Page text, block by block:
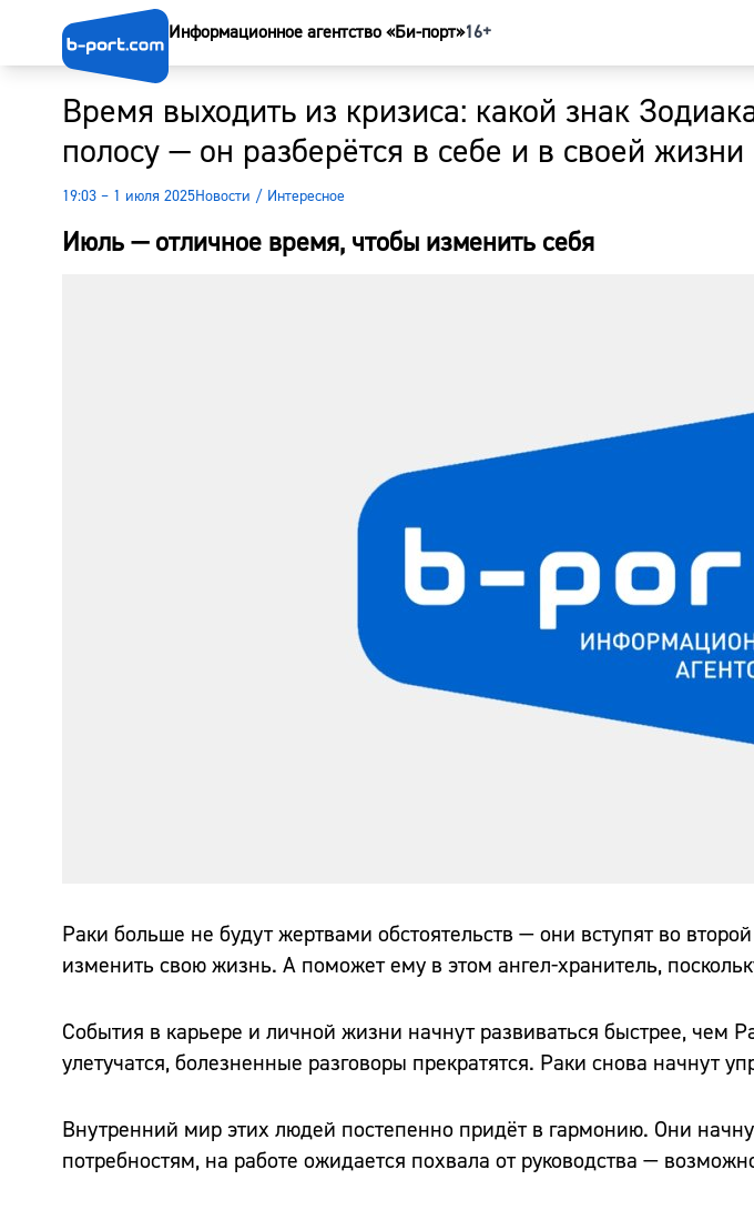
Информационное агентство «Би-порт»16+
Время выходить из кризиса: какой знак
полосу — он разберётся в себе и в своей жизни
19:03 – 1 июля 2025Новости / Интересное
Июль — отличное время, чтобы изменить себя
Раки больше не будут жертвами обстоятельств — они вступят во
изменить свою жизнь. А поможет ему в этом ангел-хранитель,
События в карьере и личной жизни начнут развиваться быстрее, чем
улетучатся, болезненные разговоры прекратятся. Раки снова начнут
Внутренний мир этих людей постепенно придёт в гармонию. Они
потребностям, на работе ожидается похвала от руководства —